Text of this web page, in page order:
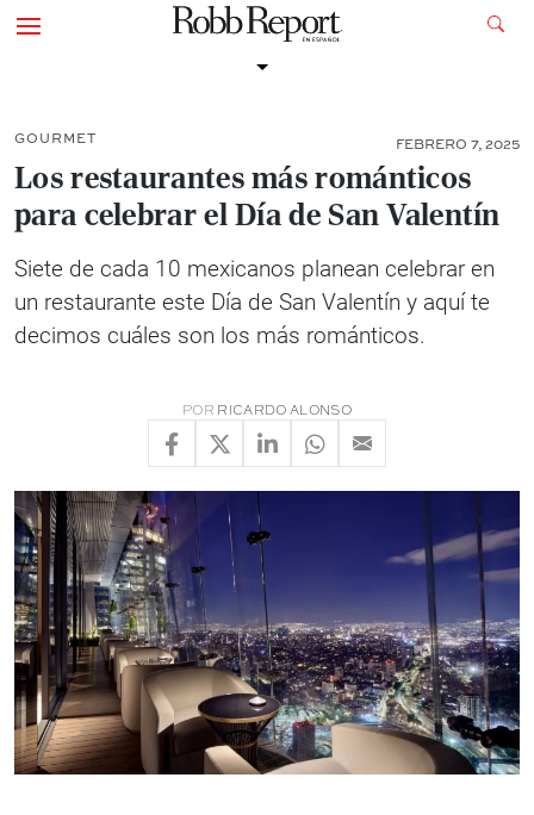
GOURMET FEBRERO 7, 2025
Los restaurantes más románticos
para celebrar el Día de San Valentín
Siete de cada 10 mexicanos planean celebrar en
un restaurante este Día de San Valentín y aquí te
decimos cuáles son los más románticos.
POR RICARDO ALONSO